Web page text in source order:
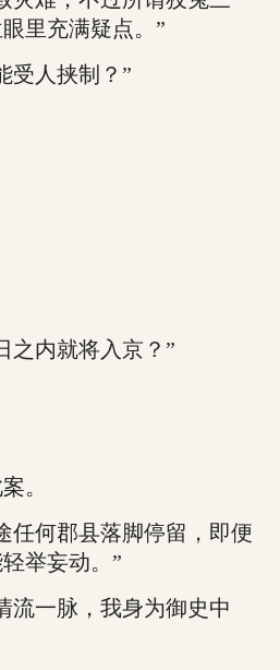
里充满疑点。”
受人挟制？”
内就将入京？”
。
何郡县落脚停留，即便
举妄动。”
一脉，我身为御史中